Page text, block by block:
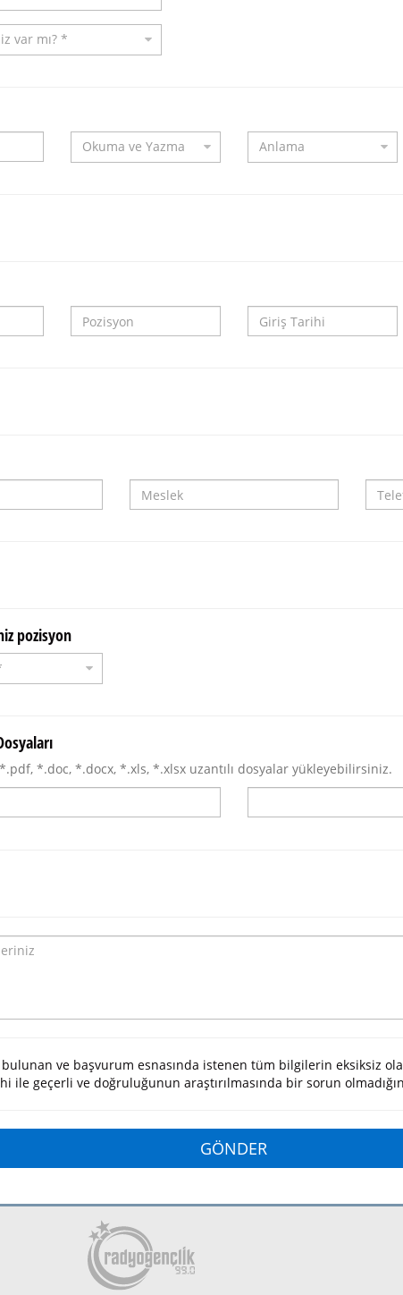
pozisyon
*.doc, *.docx, *.xls, *.xlsx uzantılı dosyalar yükleyebilirsiniz.
bulunan ve başvurum esnasında istenen tüm bilgilerin eksiksiz
ile geçerli ve doğruluğunun araştırılmasında bir sorun
GÖNDER